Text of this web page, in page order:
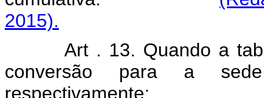
2015).
Art . 13. Quando a
conversão para a
respectivamente: